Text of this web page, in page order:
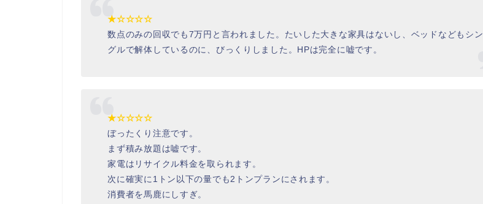
★☆☆☆☆
数点のみの回収でも7万円と言われました。たいした大きな家具はないし、ベッドなどもシン
グルで解体しているのに、びっくりしました。HPは完全に嘘です。
★☆☆☆☆
ぼったくり注意です。
まず積み放題は嘘です。
家電はリサイクル料金を取られます。
次に確実に1トン以下の量でも2トンプランにされます。
消費者を馬鹿にしすぎ。